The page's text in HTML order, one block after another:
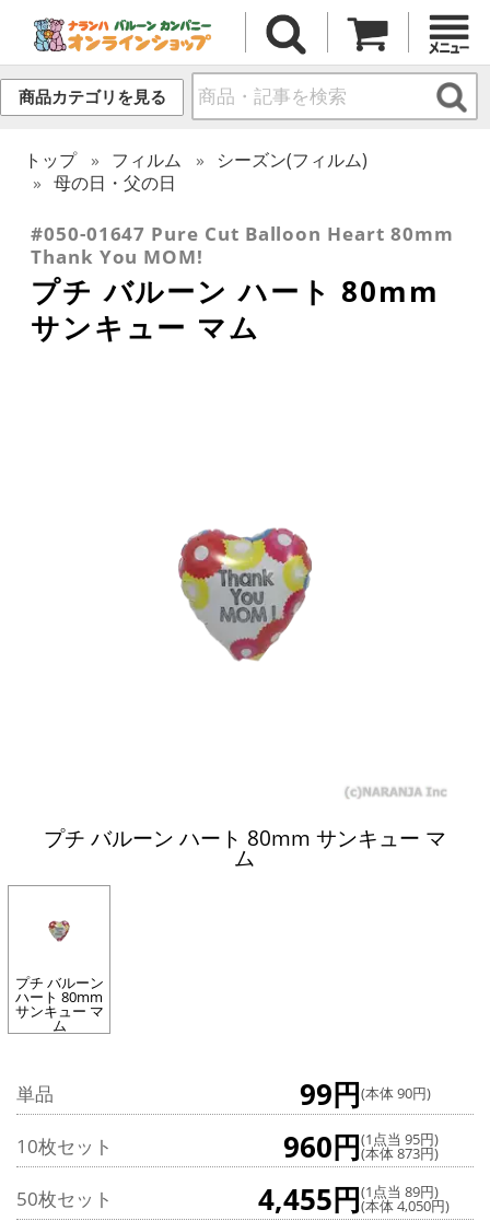
商品カテゴリを見る
トップ フィルム
シーズン(フィルム)
母の日・父の日
#050-01647 Pure Cut Balloon Heart 80mm
Thank You MOM!
プチ バルーン ハート 80mm
サンキュー マム
プチ バルーン ハート 80mm サンキュー マ
ム
プチ バルーン
ハート 80mm
サンキュー マ
ム
単品 99円(本体 90円)
10枚セット 960円(1点当 95円)
(本体 873円)
50枚セット 4,455円(1点当 89円)
(本体 4,050円)